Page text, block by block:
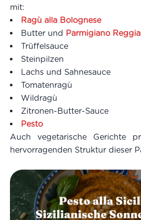
mit:
Ragù alla Bolognese
Butter und Parmigiano
Trüffelsauce
Steinpilzen
Lachs und Sahnesauce
Tomatenragù
Wildragù
Zitronen-Butter-Sauce
Pesto
Auch vegetarische Gerichte
hervorragenden Struktur dieser